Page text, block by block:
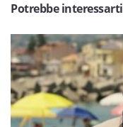
Potrebbe interessarti